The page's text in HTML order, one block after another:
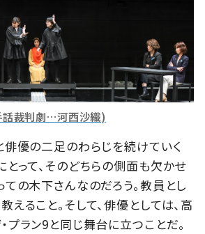
話裁判劇…河西沙織)
俳優の二足のわらじを続けていく
とって、そのどちらの側面も欠かせ
ての木下さんなのだろう。教員とし
ること。そして、俳優としては、高
プラン9と同じ舞台に立つことだ。